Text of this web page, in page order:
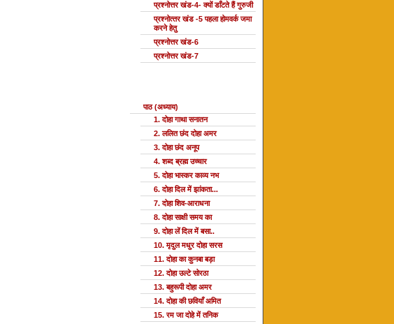
प्रश्नोत्तर खंड-4- क्यों डाँटते हैं गुरुजी
प्रश्‍नोत्‍तर खंड -5 पहला होमवर्क जमा
करने हेतु
प्रश्नोत्तर खंड-6
प्रश्नोत्तर खंड-7
पाठ (अध्याय)
1. दोहा गाथा सनातन
2. ललित छंद दोहा अमर
3. दोहा छंद अनूप
4. शब्द ब्रह्म उच्चार
5. दोहा भास्कर काव्य नभ
6. दोहा दिल में झांकता...
7. दोहा शिव-आराधना
8. दोहा साक्षी समय का
9. दोहा लें दिल में बसा..
10. मृदुल मधुर दोहा सरस
11. दोहा का कुनबा बड़ा
12. दोहा उल्टे सोरठा
13. बहुरूपी दोहा अमर
14. दोहा की छवियाँ अमित
15. रम जा दोहे में तनिक